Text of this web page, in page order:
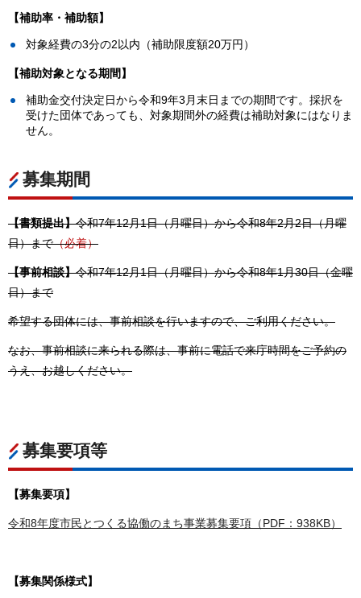
【補助率・補助額】
対象経費の3分の2以内（補助限度額20万円）
【補助対象となる期間】
補助金交付決定日から令和9年3月末日までの期間です。採択を
受けた団体であっても、対象期間外の経費は補助対象にはなりま
せん。
募集期間
【書類提出】令和7年12月1日（月曜日）から令和8年2月2日（月曜
日）まで（必着）
【事前相談】令和7年12月1日（月曜日）から令和8年1月30日（金曜
日）まで
希望する団体には、事前相談を行いますので、ご利用ください。
なお、事前相談に来られる際は、事前に電話で来庁時間をご予約の
うえ、お越しください。
募集要項等
【募集要項】
令和8年度市民とつくる協働のまち事業募集要項（PDF：938KB）
【募集関係様式】